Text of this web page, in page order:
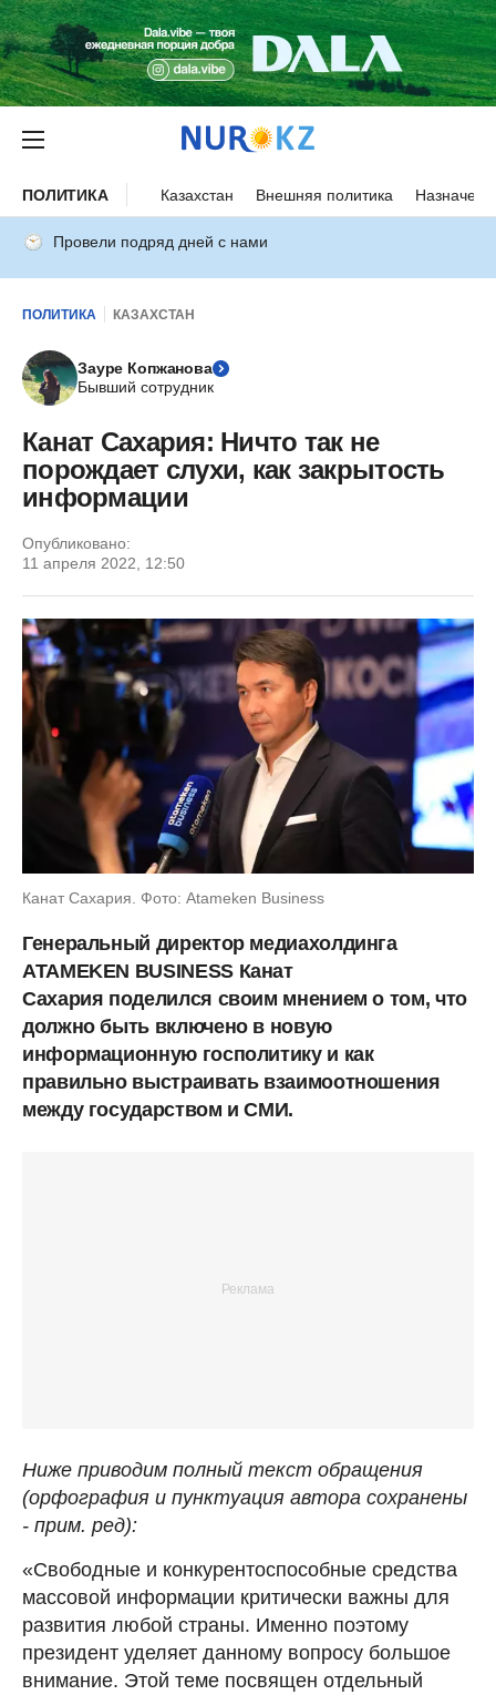
ПОЛИТИКА Казахстан Внешняя политика
Провели подряд дней с нами
ПОЛИТИКА КАЗАХСТАН
Зауре Копжанова
Бывший сотрудник
Канат Сахария: Ничто так не
порождает слухи, как закрытость
информации
Опубликовано:
11 апреля 2022, 12:50
Канат Сахария. Фото: Atameken Business
Генеральный директор медиахолдинга
ATAMEKEN BUSINESS Канат
Сахария поделился своим мнением о том, что
должно быть включено в новую
информационную госполитику и как
правильно выстраивать взаимоотношения
между государством и СМИ.
Ниже приводим полный текст обращения
(орфография и пунктуация автора сохранены
- прим. ред):
«Свободные и конкурентоспособные средства
массовой информации критически важны для
развития любой страны. Именно поэтому
президент уделяет данному вопросу большое
внимание. Этой теме посвящен отдельный